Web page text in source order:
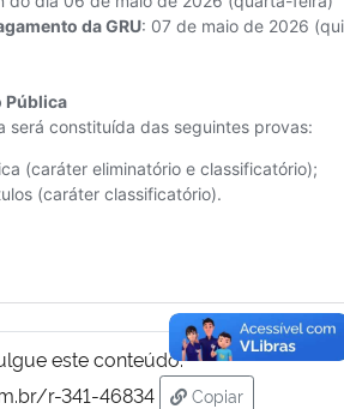
este conteúdo:
r-341-46834
Copiar